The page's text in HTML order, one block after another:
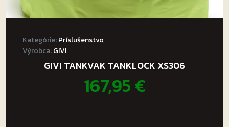
Kategórie:Príslušenstvo,
Výrobca:GIVI
GIVI TANKVAK TANKLOCK XS306
167,95€